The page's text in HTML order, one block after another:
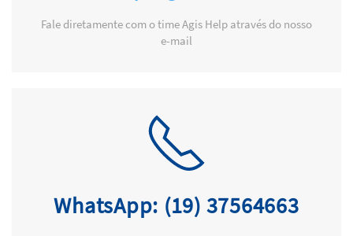
Fale diretamente com o time Agis Help através do nosso
e-mail
WhatsApp: (19) 37564663